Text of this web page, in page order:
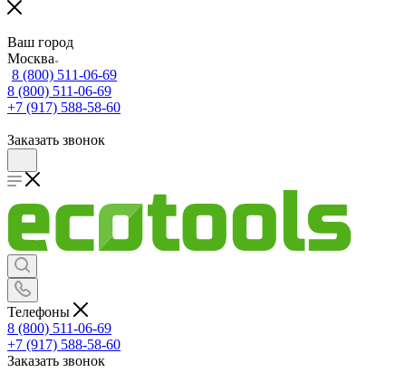
Ваш город
Москва
8 (800) 511-06-69
8 (800) 511-06-69
+7 (917) 588-58-60
Заказать звонок
Телефоны
8 (800) 511-06-69
+7 (917) 588-58-60
Заказать звонок